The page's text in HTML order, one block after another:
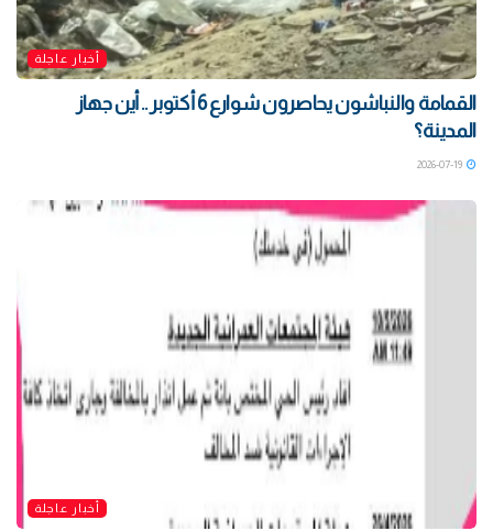
أخبار عاجلة
القمامة والنباشون يحاصرون شوارع 6 أكتوبر .. أين جهاز
المدينة؟
2026-07-19
أخبار عاجلة